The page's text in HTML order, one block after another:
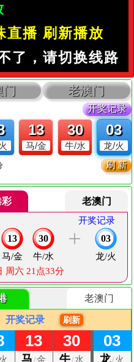
直播 刷新播放
了，请切换线路